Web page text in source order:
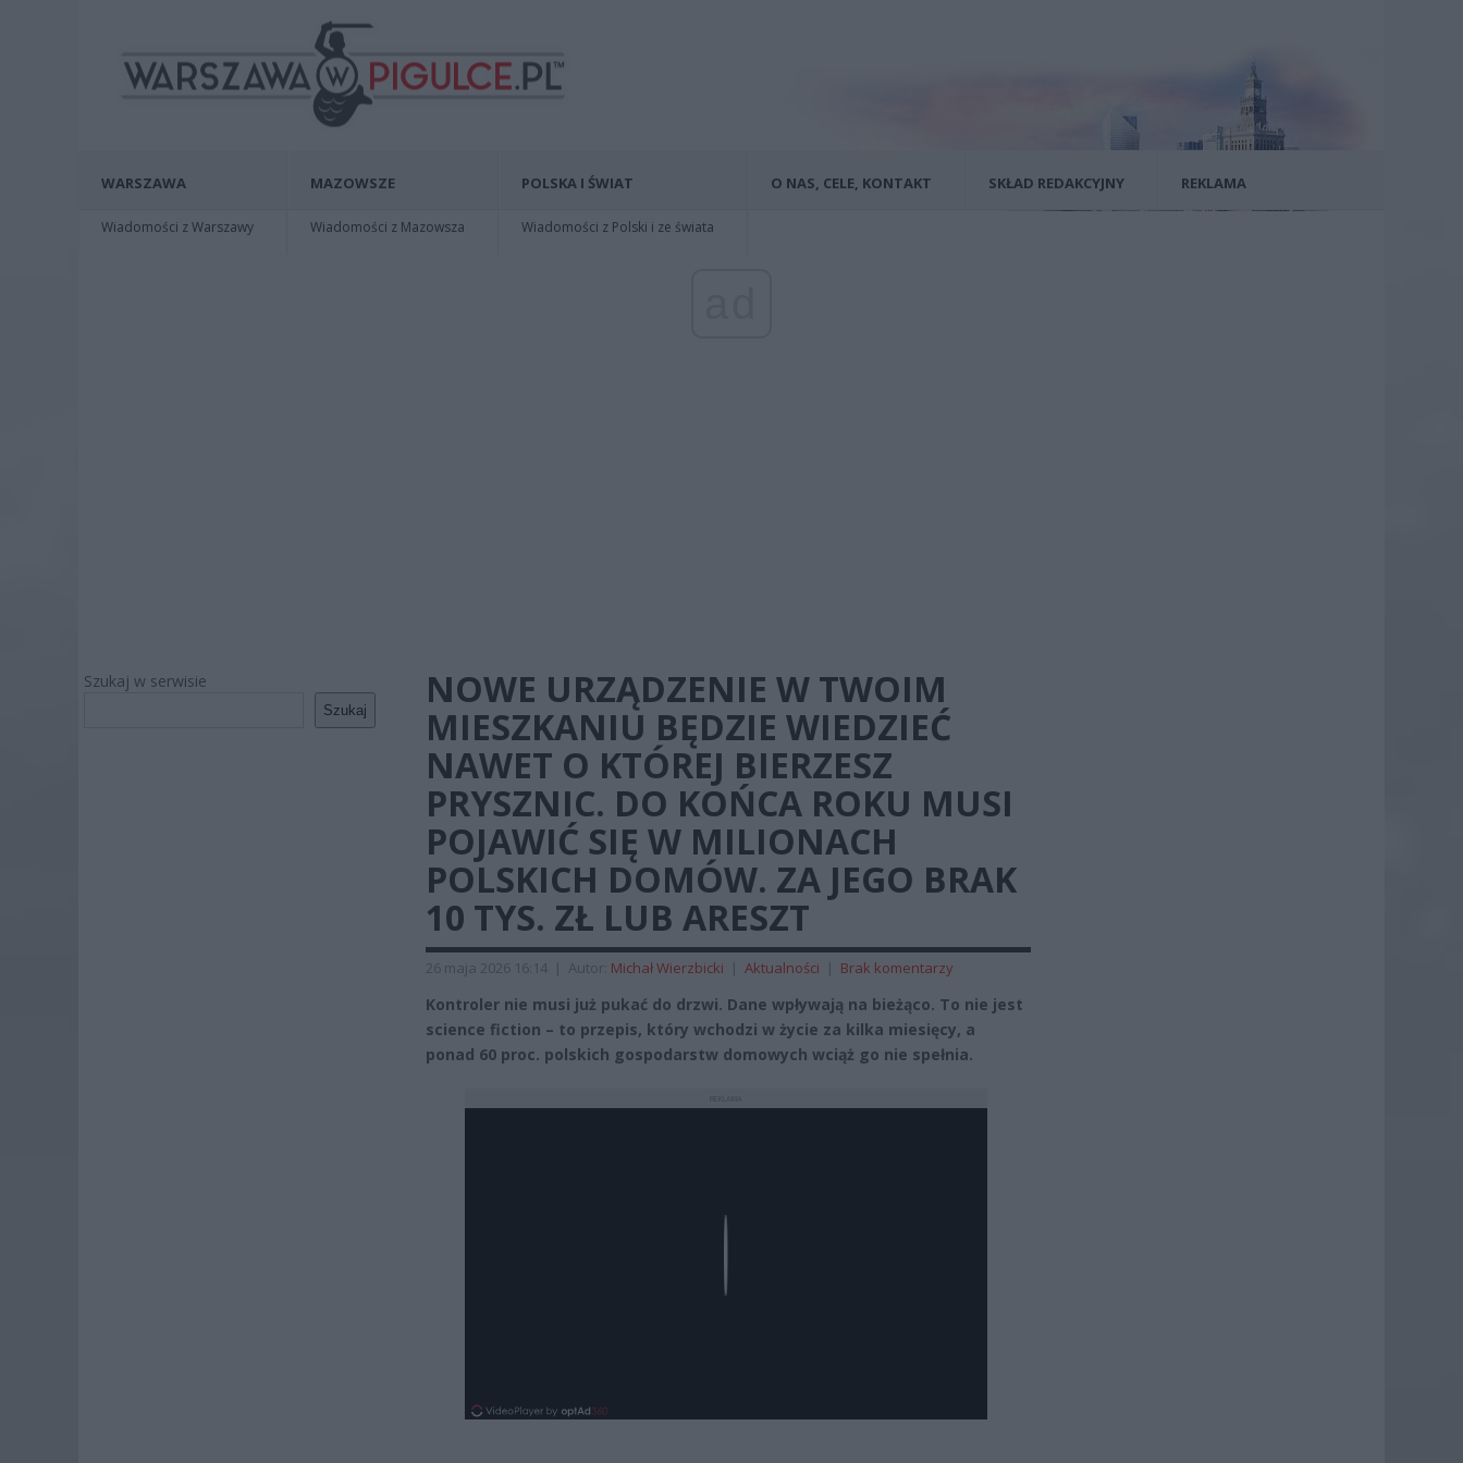
WARSZAWA
Wiadomości z Warszawy
MAZOWSZE
Wiadomości z Mazowsza
POLSKA I ŚWIAT
Wiadomości z Polski i ze świata
O NAS, CELE, KONTAKT SKŁAD REDAKCYJNY REKLAMA
Szukaj w serwisie
Szukaj
NOWE URZĄDZENIE W TWOIM
MIESZKANIU BĘDZIE WIEDZIEĆ
NAWET O KTÓREJ BIERZESZ
PRYSZNIC. DO KOŃCA ROKU MUSI
POJAWIĆ SIĘ W MILIONACH
POLSKICH DOMÓW. ZA JEGO BRAK
10 TYS. ZŁ LUB ARESZT
26 maja 2026 16:14 | Autor: Michał Wierzbicki | Aktualności | Brak komentarzy
Kontroler nie musi już pukać do drzwi. Dane wpływają na bieżąco. To nie jest
science fiction – to przepis, który wchodzi w życie za kilka miesięcy, a
ponad 60 proc. polskich gospodarstw domowych wciąż go nie spełnia.